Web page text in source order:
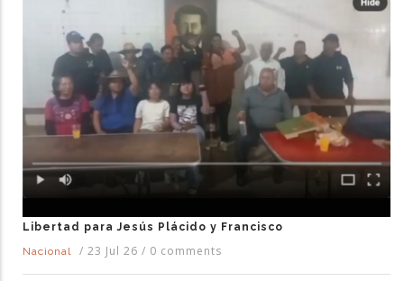
Libertad para Jesús Plácido y Francisco
Nacional
/ 23 Jul 26 / 0 comments